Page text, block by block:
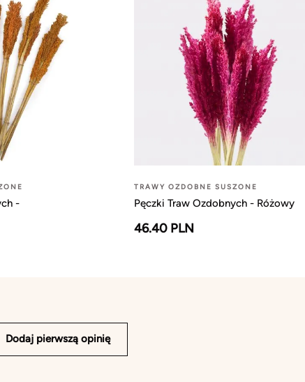
-
TRAWY OZDOBNE SUSZONE
Pęczki Traw Ozdobnych - Różowy
46.40 PLN
Dodaj pierwszą opinię